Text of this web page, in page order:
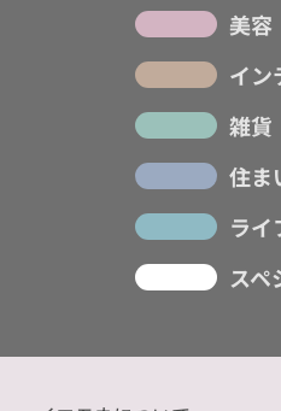
美容
イン
雑貨
住ま
ライ
スペ